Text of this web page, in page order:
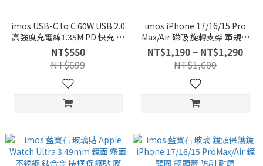
imos USB-C to C 60W USB 2.0
高強度充電線1.35M PD 快充 閃
充 傳輸線 耐彎折 防彈絲
NT$550
NT$699
imos iPhone 17/16/15 Pro
Max/Air 磁吸 旋轉支架 軍規防
震保護殼 手機殼 防摔殼 透明殼
NT$1,190 ~ NT$1,290
NT$1,600